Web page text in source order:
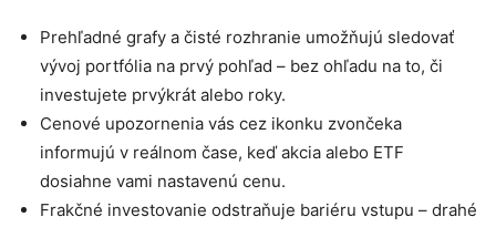
Prehľadné grafy a čisté rozhranie umožňujú sledovať
vývoj portfólia na prvý pohľad – bez ohľadu na to, či
investujete prvýkrát alebo roky.
Cenové upozornenia vás cez ikonku zvončeka
informujú v reálnom čase, keď akcia alebo ETF
dosiahne vami nastavenú cenu.
Frakčné investovanie odstraňuje bariéru vstupu – drahé